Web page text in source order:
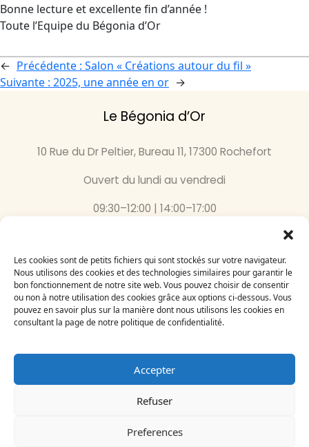
Les cookies sont de petits fichiers qui sont stockés sur votre navigateur.
Nous utilisons des cookies et des technologies similaires pour garantir le
bon fonctionnement de notre site web. Vous pouvez choisir de consentir
ou non à notre utilisation des cookies grâce aux options ci-dessous. Vous
pouvez en savoir plus sur la manière dont nous utilisons les cookies en
consultant la page de notre politique de confidentialité.
Accepter
Refuser
Preferences
Bonne lecture et excellente fin d’année !
Toute l’Equipe du Bégonia d’Or
← Précédente : Salon « Créations autour du fil »
Suivante : 2025, une année en or →
Le Bégonia d’Or
10 Rue du Dr Peltier, Bureau 11, 17300 Rochefort
Ouvert du lundi au vendredi
09:30–12:00 | 14:00–17:00
Inscrivez-vous
à notre newsletter
Le Bégonia d’Or 2024
Création par